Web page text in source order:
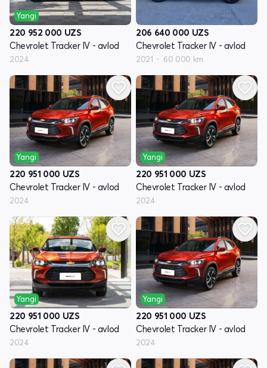
Yangi
220 952 000 UZS
Chevrolet Tracker IV - avlod
2024
206 640 000 UZS
Chevrolet Tracker IV - avlod
2021 60 000 km
Yangi
220 951 000 UZS
Chevrolet Tracker IV - avlod
2024
Yangi
220 951 000 UZS
Chevrolet Tracker IV - avlod
2024
Yangi
220 951 000 UZS
Chevrolet Tracker IV - avlod
2024
Yangi
220 951 000 UZS
Chevrolet Tracker IV - avlod
2024